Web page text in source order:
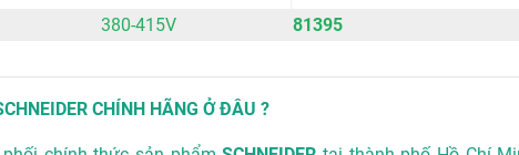
380-415V 81395
CHÍNH HÃNG Ở ĐÂU ?